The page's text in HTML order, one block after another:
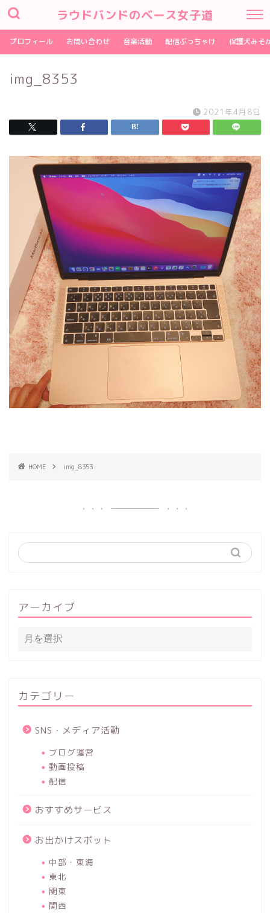
ラウドバンドのベース女子道
プロフィール お問い合わせ 音楽活動 配信ぶっちゃけ 保護犬みそ
img_8353
2021年4月8日
HOME img_8353
アーカイブ
カテゴリー
SNS・メディア活動
ブログ運営
動画投稿
配信
おすすめサービス
お出かけスポット
中部・東海
東北
関東
関西